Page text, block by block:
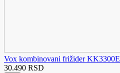
Vox kombinovani frižider KK3300E
30.490 RSD